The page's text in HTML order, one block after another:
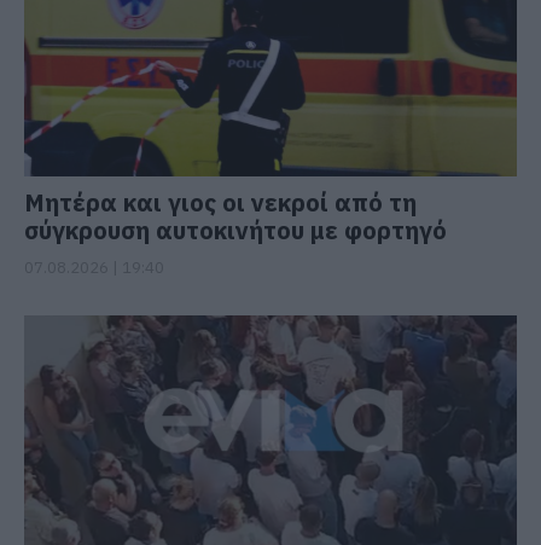
Μητέρα και γιος οι νεκροί από τη
σύγκρουση αυτοκινήτου με φορτηγό